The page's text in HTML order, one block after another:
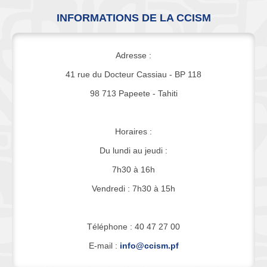
INFORMATIONS DE LA CCISM
Adresse :
41 rue du Docteur Cassiau - BP 118
98 713 Papeete - Tahiti
Horaires :
Du lundi au jeudi :
7h30 à 16h
Vendredi : 7h30 à 15h
Téléphone : 40 47 27 00
E-mail : info@ccism.pf